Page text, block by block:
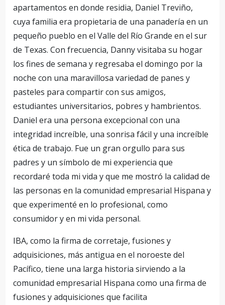
apartamentos en donde residia, Daniel Treviño,
cuya familia era propietaria de una panadería en un
pequeño pueblo en el Valle del Río Grande en el sur
de Texas. Con frecuencia, Danny visitaba su hogar
los fines de semana y regresaba el domingo por la
noche con una maravillosa variedad de panes y
pasteles para compartir con sus amigos,
estudiantes universitarios, pobres y hambrientos.
Daniel era una persona excepcional con una
integridad increíble, una sonrisa fácil y una increíble
ética de trabajo. Fue un gran orgullo para sus
padres y un símbolo de mi experiencia que
recordaré toda mi vida y que me mostró la calidad de
las personas en la comunidad empresarial Hispana y
que experimenté en lo profesional, como
consumidor y en mi vida personal.
IBA, como la firma de corretaje, fusiones y
adquisiciones, más antigua en el noroeste del
Pacífico, tiene una larga historia sirviendo a la
comunidad empresarial Hispana como una firma de
fusiones y adquisiciones que facilita